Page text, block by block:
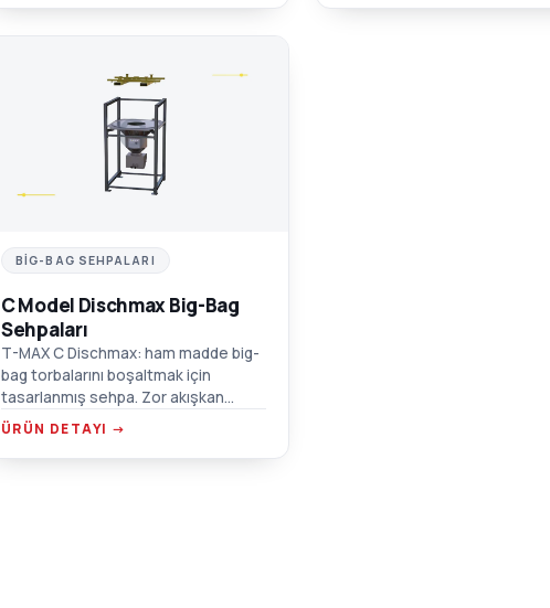
C
BIG-BAG SEHPALARI
C Model Dischmax Big-Bag
Sehpaları
T-MAX C Dischmax: ham madde big-
bag torbalarını boşaltmak için
tasarlanmış sehpa. Zor akışkan
malzemeler için titreşimli hazne,
flanş bağlantısı.
ÜRÜN DETAYI →